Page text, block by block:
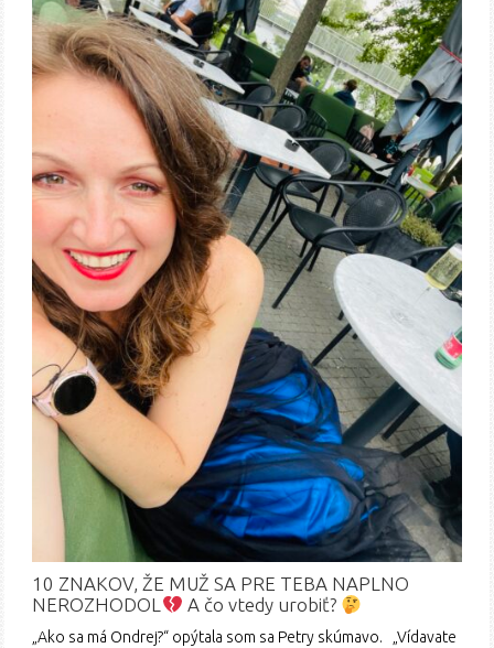
10 ZNAKOV, ŽE MUŽ SA PRE TEBA NAPLNO
NEROZHODOL
A čo vtedy urobiť?
„Ako sa má Ondrej?“ opýtala som sa Petry skúmavo. „Vídavate